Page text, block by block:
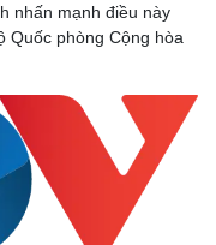
nhấn mạnh điều này
Quốc phòng Cộng hòa